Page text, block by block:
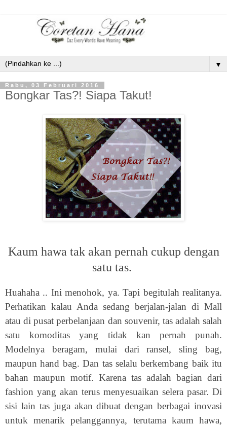
▼
Rabu, 03 Februari 2016
Bongkar Tas?! Siapa Takut!
Kaum hawa tak akan pernah cukup dengan
satu tas.
Huahaha .. Ini menohok, ya. Tapi begitulah realitanya.
Perhatikan kalau Anda sedang berjalan-jalan di Mall
atau di pusat perbelanjaan dan souvenir, tas adalah salah
satu komoditas yang tidak kan pernah punah.
Modelnya beragam, mulai dari ransel, sling bag,
maupun hand bag. Dan tas selalu berkembang baik itu
bahan maupun motif. Karena tas adalah bagian dari
fashion yang akan terus menyesuaikan selera pasar. Di
sisi lain tas juga akan dibuat dengan berbagai inovasi
untuk menarik pelanggannya, terutama kaum hawa,